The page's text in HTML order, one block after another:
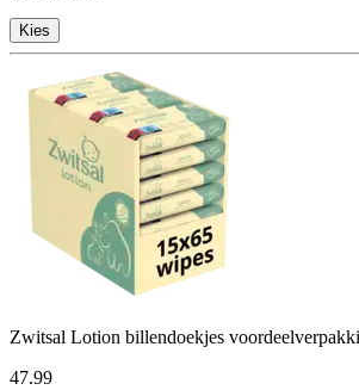
Kies
Zwitsal Lotion billendoekjes
47.99